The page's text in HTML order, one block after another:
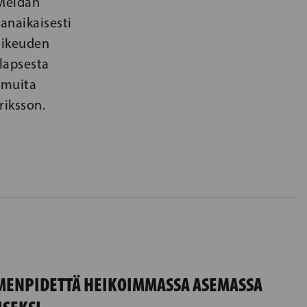
HEIKOIMMASSA ASEMASSA